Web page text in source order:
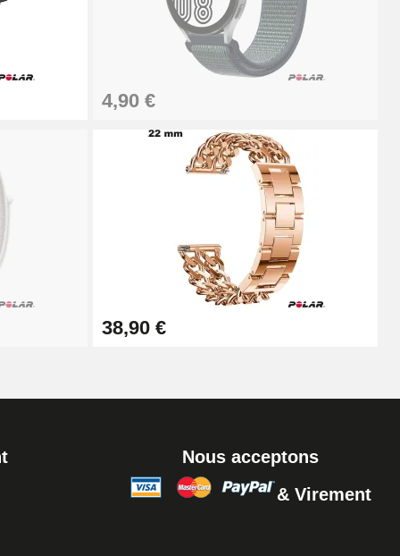
Ajouter au panier
Ajouter au panier
Ajouter au panier
Ajouter au panier
Ajouter au panier
4,90 €
38,90 €
Nous acceptons
& Virement